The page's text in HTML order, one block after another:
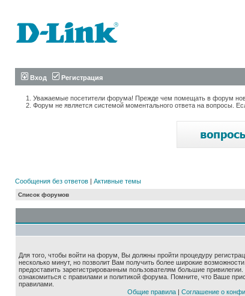
Вход Регистрация
Уважаемые посетители форума! Прежде чем помещать в форум
Форум не является системой моментального ответа на вопросы.
Сообщения без ответов | Активные темы
Список форумов
Для того, чтобы войти на форум, Вы должны пройти процедуру
несколько минут, но позволит Вам получить более широкие
предоставить зарегистрированным пользователям большие
ознакомиться с правилами и политикой форума. Помните, что Ваше
правилами.
Общие правила| Соглашение о